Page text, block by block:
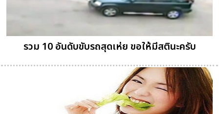
รวม 10 อันดับขับรถสุดเห่ย ขอให้มีสตินะครับ